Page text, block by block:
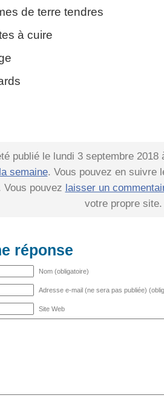
de terre tendres
à cuire
publié le lundi 3 septembre
semaine. Vous pouvez en suivre
Vous pouvez laisser un
votre propre site.
réponse
Nom (obligatoire)
Adresse e-mail (ne sera pas publiée)
Site Web